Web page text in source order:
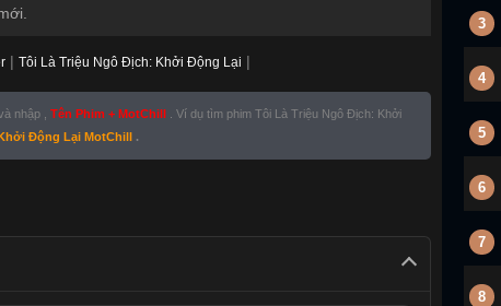
| Tôi Là Triệu Ngô Địch: Khởi Động Lại |
nhập , Tên Phim + MotChill
. Ví dụ tìm phim Tôi Là Triệu Ngô Địch: Khởi
Động Lại MotChill .
3
4
5
6
7
8